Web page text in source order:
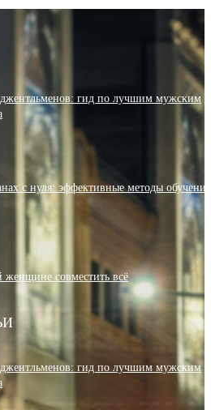
джентльменов: гид по лучшим мужским
с нуля: эффективные методы
женщине совместить всё
джентльменов: гид по лучшим мужским